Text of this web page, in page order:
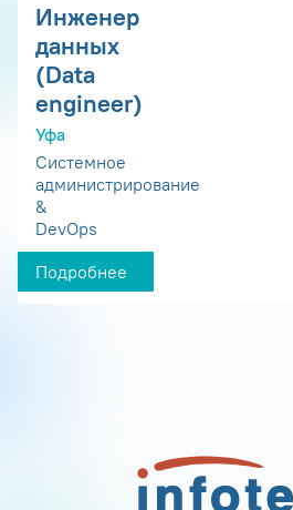
Инженер
данных
(Data
engineer)
Уфа
Системное
администрирование
&
DevOps
Подробнее